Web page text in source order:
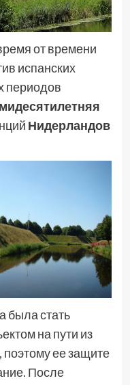
от времени
испанских
периодов
Нидерландов
была стать
на пути из
поэтому ее защите
После